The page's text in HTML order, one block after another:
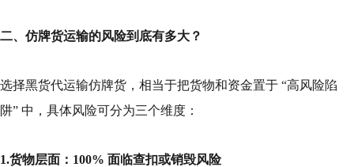
二、仿牌货运输的风险到底有多大？
选择黑货代运输仿牌货，相当于把货物和资金置于 “高风险陷
阱” 中，具体风险可分为三个维度：
1.货物层面：100% 面临查扣或销毁风险